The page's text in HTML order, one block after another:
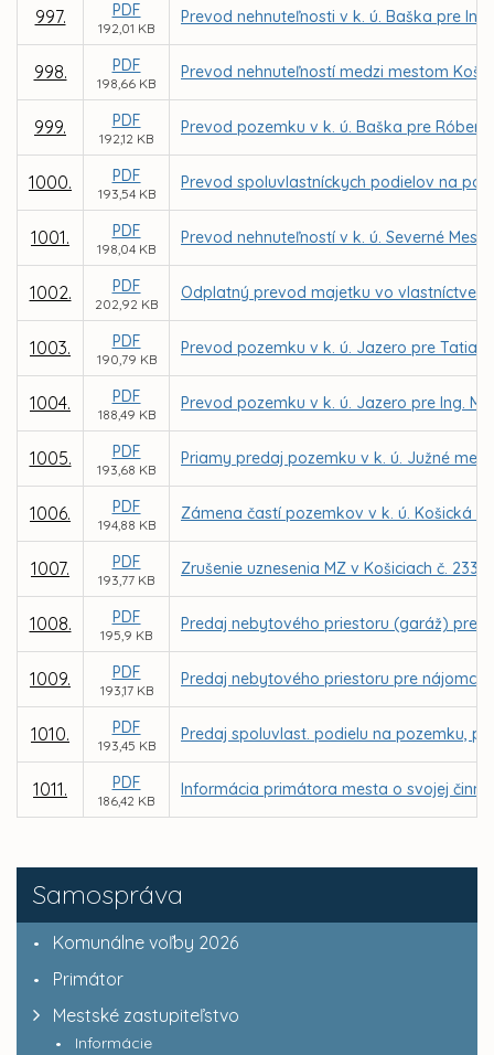
Samospráva
Komunálne voľby 2026
Primátor
Mestské zastupiteľstvo
Informácie
997. PDF
192,01 KB
Prevod nehnuteľnosti v k. ú. Baška pre
998. PDF
198,66 KB
Prevod nehnuteľností medzi mestom
999. PDF
192,12 KB
Prevod pozemku v k. ú. Baška pre
1000. PDF
193,54 KB
Prevod spoluvlastníckych podielov na
1001. PDF
198,04 KB
Prevod nehnuteľností v k. ú. Severné
1002. PDF
202,92 KB
Odplatný prevod majetku vo vlastníctve
1003. PDF
190,79 KB
Prevod pozemku v k. ú. Jazero pre
1004. PDF
188,49 KB
Prevod pozemku v k. ú. Jazero pre Ing.
1005. PDF
193,68 KB
Priamy predaj pozemku v k. ú. Južné
1006. PDF
194,88 KB
Zámena častí pozemkov v k. ú. Košická
1007. PDF
193,77 KB
Zrušenie uznesenia MZ v Košiciach č. 233
1008. PDF
195,9 KB
Predaj nebytového priestoru (garáž) pre
1009. PDF
193,17 KB
Predaj nebytového priestoru pre nájomcu
1010. PDF
193,45 KB
Predaj spoluvlast. podielu na pozemku,
1011. PDF
186,42 KB
Informácia primátora mesta o svojej